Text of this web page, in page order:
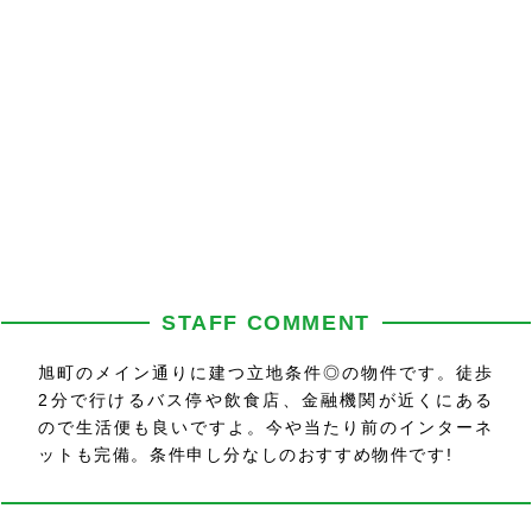
STAFF COMMENT
旭町のメイン通りに建つ立地条件◎の物件です。徒歩
2分で行けるバス停や飲食店、金融機関が近くにある
ので生活便も良いですよ。今や当たり前のインターネ
ットも完備。条件申し分なしのおすすめ物件です!